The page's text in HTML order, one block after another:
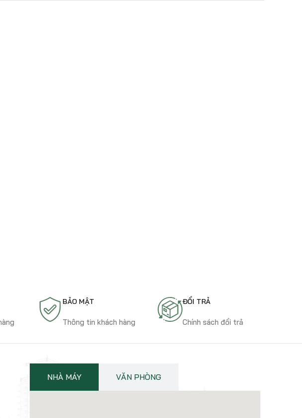
BẢO MẬT
Thông tin khách hàng
ĐỔI TRẢ
Chính sách đổi trả
NHÀ MÁY VĂN PHÒNG